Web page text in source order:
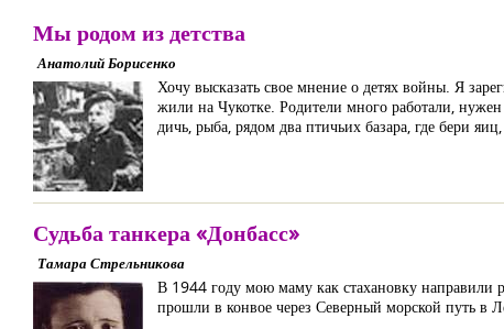
Мы родом из детства
Анатолий Борисенко
Хочу высказать свое мнение о детях войны. Я
жили на Чукотке. Родители много работали,
дичь, рыба, рядом два птичьих базара, где бери
Судьба танкера «Донбасс»
Тамара Стрельникова
В 1944 году мою маму как стахановку направили
прошли в конвое через Северный морской путь в